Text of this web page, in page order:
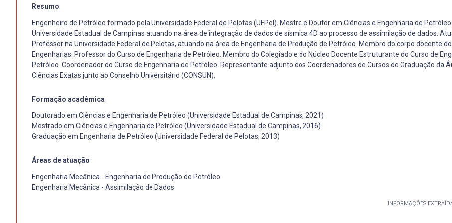
Resumo
Engenheiro de Petróleo formado pela Universidade Federal de Pelotas (UFPel). Mestre e Doutor em Ciências e Engenharia de Petróleo
Universidade Estadual de Campinas atuando na área de integração de dados de sísmica 4D ao processo de assimilação de dados.
Professor na Universidade Federal de Pelotas, atuando na área de Engenharia de Produção de Petróleo. Membro do corpo docente
Engenharias. Professor do Curso de Engenharia de Petróleo. Membro do Colegiado e do Núcleo Docente Estruturante do Curso de
Petróleo. Coordenador do Curso de Engenharia de Petróleo. Representante adjunto dos Coordenadores de Cursos de Graduação da
Ciências Exatas junto ao Conselho Universitário (CONSUN).
Formação acadêmica
Doutorado em Ciências e Engenharia de Petróleo (Universidade Estadual de Campinas, 2021)
Mestrado em Ciências e Engenharia de Petróleo (Universidade Estadual de Campinas, 2016)
Graduação em Engenharia de Petróleo (Universidade Federal de Pelotas, 2013)
Áreas de atuação
Engenharia Mecânica - Engenharia de Produção de Petróleo
Engenharia Mecânica - Assimilação de Dados
INFORMAÇÕES